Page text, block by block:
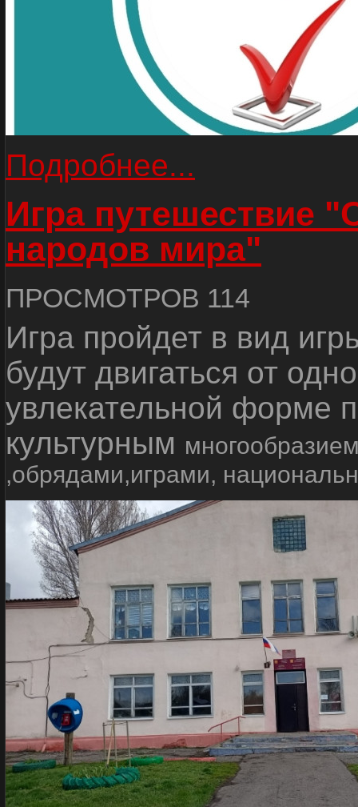
Подробнее...
Игра путешествие
народов мира"
ПРОСМОТРОВ 114
Игра пройдет в вид
будут двигаться от
увлекательной форме
культурным
,обрядами,играми,